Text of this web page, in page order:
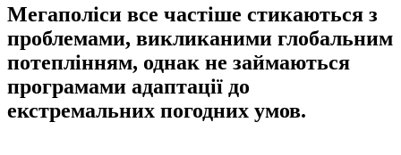
Мегаполіси все частіше стикаються з
проблемами, викликаними глобальним
потеплінням, однак не займаються
програмами адаптації до
екстремальних погодних умов.